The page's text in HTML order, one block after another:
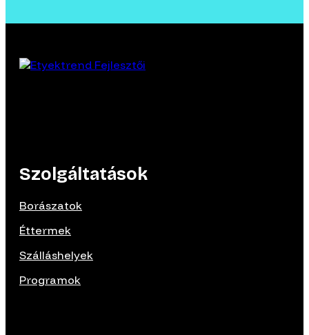
Szolgáltatások
Borászatok
Éttermek
Szálláshelyek
Programok